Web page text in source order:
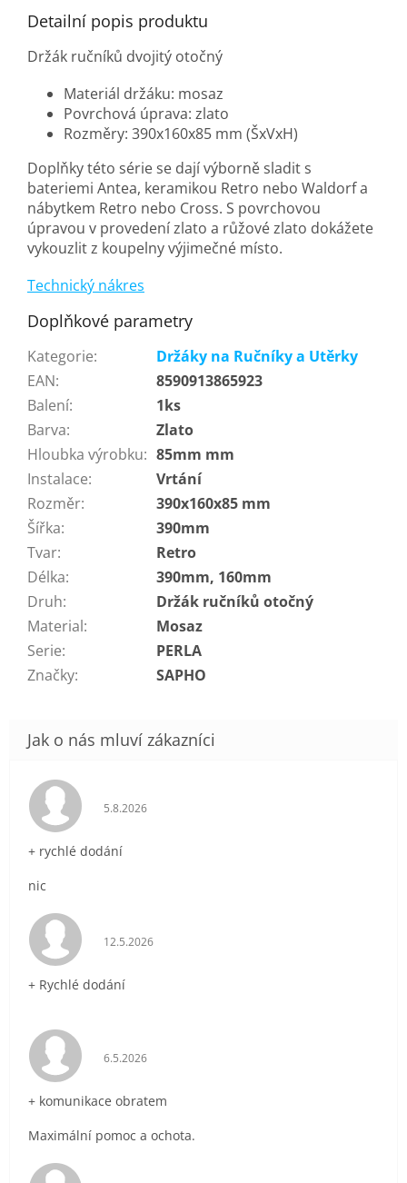
Detailní popis produktu
Držák ručníků dvojitý otočný
Materiál držáku: mosaz
Povrchová úprava: zlato
Rozměry: 390x160x85 mm (ŠxVxH)
Doplňky této série se dají výborně sladit s
bateriemi Antea, keramikou Retro nebo Waldorf a
nábytkem Retro nebo Cross. S povrchovou
úpravou v provedení zlato a růžové zlato dokážete
vykouzlit z koupelny výjimečné místo.
Technický nákres
Doplňkové parametry
Kategorie:
Držáky na Ručníky a Utěrky
EAN:
8590913865923
Balení:
1ks
Barva:
Zlato
Hloubka výrobku: 85mm mm
Instalace:
Vrtání
Rozměr:
390x160x85 mm
Šířka:
390mm
Tvar:
Retro
Délka:
390mm, 160mm
Druh:
Držák ručníků otočný
Material:
Mosaz
Serie:
PERLA
Značky: SAPHO
Hodnocení obchodu je 5 z 5 hvězdiček.
5.8.2026
+ rychlé dodání
nic
Hodnocení obchodu je 5 z 5 hvězdiček.
12.5.2026
+ Rychlé dodání
Hodnocení obchodu je 5 z 5 hvězdiček.
6.5.2026
+ komunikace obratem
Maximální pomoc a ochota.